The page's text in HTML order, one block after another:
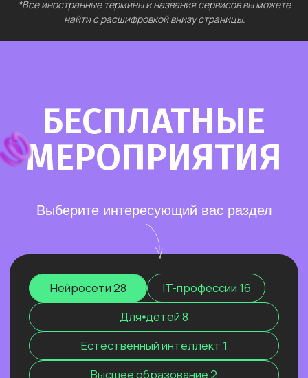
полезные рекомендации и советы по работе
с нейросетями для тех, кто делает первые
шаги в области ИИ.
Нейросети для разработки и IT
—
углубленное изучение ИИ для решения
автономных систем.
Нейросети для профессий вне IT
инструменты для автоматизации, анализа
данных и повышения эффективности.
текстов и изображений до оптимизации
рутинных процессов.
Нейросети для разработки и IT
Высшее образование 2